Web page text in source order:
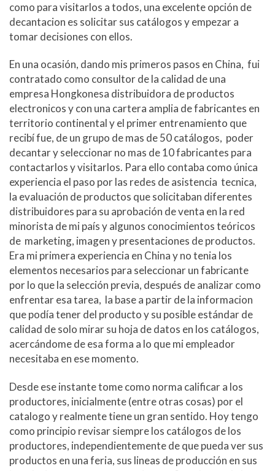
como para visitarlos a todos, una excelente opción de
decantacion es solicitar sus catálogos y empezar a
tomar decisiones con ellos.
En una ocasión, dando mis primeros pasos en China, fui
contratado como consultor de la calidad de una
empresa Hongkonesa distribuidora de productos
electronicos y con una cartera amplia de fabricantes en
territorio continental y el primer entrenamiento que
recibí fue, de un grupo de mas de 50 catálogos, poder
decantar y seleccionar no mas de 10 fabricantes para
contactarlos y visitarlos. Para ello contaba como única
experiencia el paso por las redes de asistencia tecnica,
la evaluación de productos que solicitaban diferentes
distribuidores para su aprobación de venta en la red
minorista de mi país y algunos conocimientos teóricos
de marketing, imagen y presentaciones de productos.
Era mi primera experiencia en China y no tenia los
elementos necesarios para seleccionar un fabricante
por lo que la selección previa, después de analizar como
enfrentar esa tarea, la base a partir de la informacion
que podía tener del producto y su posible estándar de
calidad de solo mirar su hoja de datos en los catálogos,
acercándome de esa forma a lo que mi empleador
necesitaba en ese momento.
Desde ese instante tome como norma calificar a los
productores, inicialmente (entre otras cosas) por el
catalogo y realmente tiene un gran sentido. Hoy tengo
como principio revisar siempre los catálogos de los
productores, independientemente de que pueda ver sus
productos en una feria, sus lineas de producción en sus